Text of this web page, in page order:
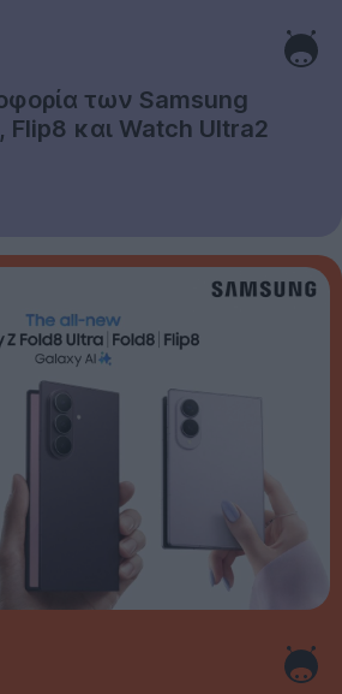
των Samsung
Flip8 και Watch Ultra2